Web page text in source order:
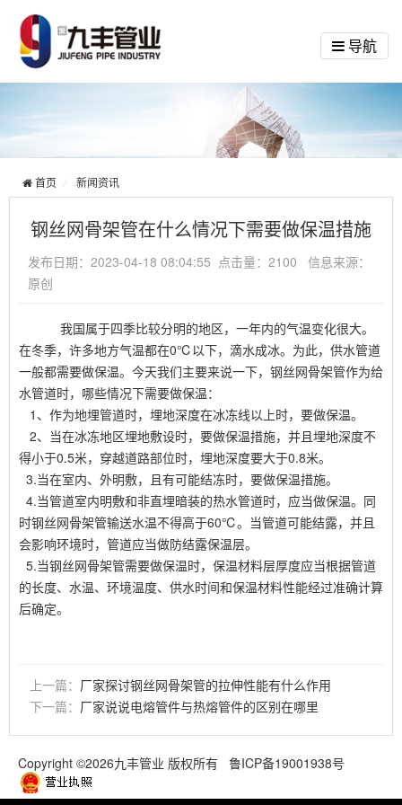
导航
首页 新闻资讯
钢丝网骨架管在什么情况下需要做保温措施
发布日期：2023-04-18 08:04:55 点击量：2100 信息来源：
原创
我国属于四季比较分明的地区，一年内的气温变化很大。
在冬季，许多地方气温都在0℃以下，滴水成冰。为此，供水管道
一般都需要做保温。今天我们主要来说一下，钢丝网骨架管作为给
水管道时，哪些情况下需要做保温：
1、作为地埋管道时，埋地深度在冰冻线以上时，要做保温。
2、当在冰冻地区埋地敷设时，要做保温措施，并且埋地深度不
得小于0.5米，穿越道路部位时，埋地深度要大于0.8米。
3.当在室内、外明敷，且有可能结冻时，要做保温措施。
4.当管道室内明敷和非直埋暗装的热水管道时，应当做保温。同
时钢丝网骨架管输送水温不得高于60℃。当管道可能结露，并且
会影响环境时，管道应当做防结露保温层。
5.当钢丝网骨架管需要做保温时，保温材料层厚度应当根据管道
的长度、水温、环境温度、供水时间和保温材料性能经过准确计算
后确定。
上一篇： 厂家探讨钢丝网骨架管的拉伸性能有什么作用
下一篇： 厂家说说电熔管件与热熔管件的区别在哪里
Copyright ©2026九丰管业 版权所有 鲁ICP备19001938号